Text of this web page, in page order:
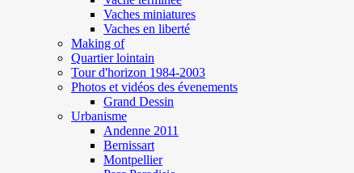
Vaches miniatures
Vaches en liberté
Making of
Quartier lointain
Tour d'horizon 1984-2003
Photos et vidéos des évenements
Grand Dessin
Urbanisme
Andenne 2011
Bernissart
Montpellier